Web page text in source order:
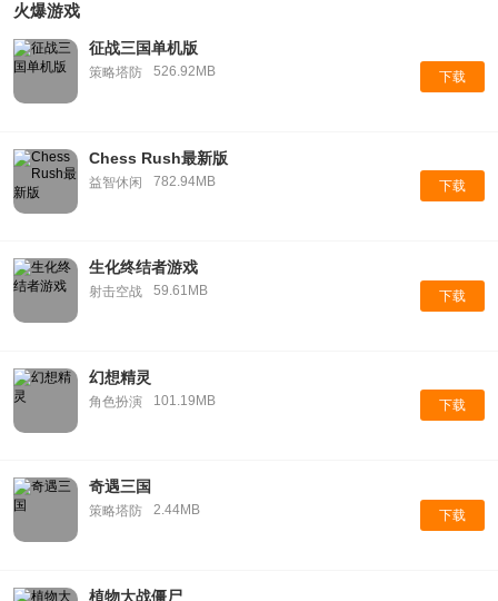
火爆游戏
征战三国单机版
策略塔防 526.92MB 下载
Chess Rush最新版
益智休闲 782.94MB 下载
生化终结者游戏
射击空战 59.61MB 下载
幻想精灵
角色扮演 101.19MB 下载
奇遇三国
策略塔防 2.44MB 下载
植物大战僵尸